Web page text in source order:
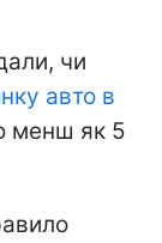
чи
авто в
менш як 5